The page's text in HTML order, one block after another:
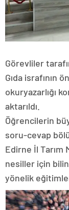
Görevliler
Gıda israfının
okuryazarlığı
aktarıldı.
Öğrencilerin
soru-cevap
Edirne İl Tarım
nesiller için
yönelik